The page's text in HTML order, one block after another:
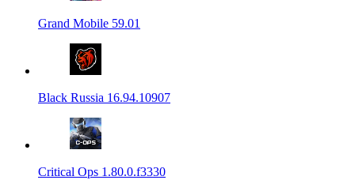
Grand Mobile 59.01
Black Russia 16.94.10907
Critical Ops 1.80.0.f3330